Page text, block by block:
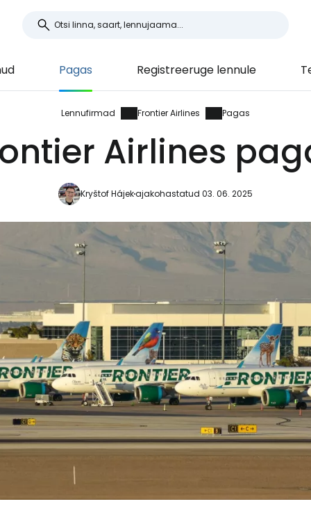
Pagas Registreeruge lennule
Lennufirmad Frontier Airlines Pagas
Airlines
Kryštof Hájekajakohastatud 03. 06. 2025